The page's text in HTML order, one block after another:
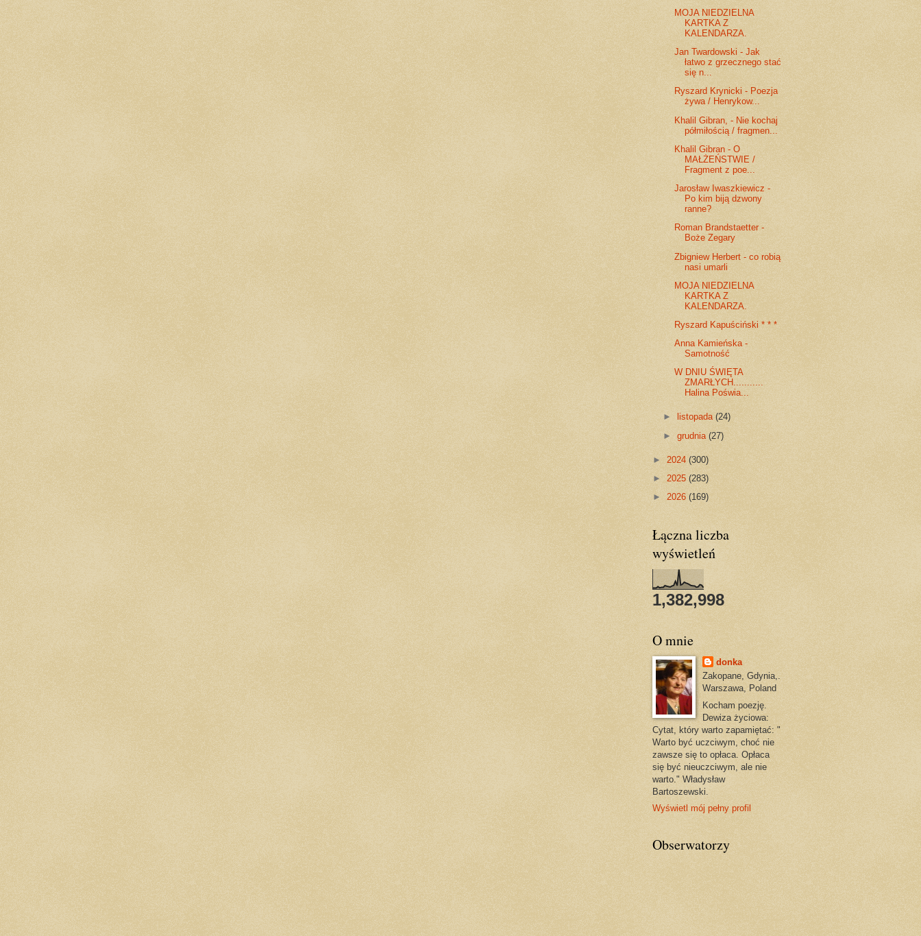
MOJA NIEDZIELNA
KARTKA Z
KALENDARZA.
Jan Twardowski - Jak
łatwo z grzecznego stać
się n...
Ryszard Krynicki - Poezja
żywa / Henrykow...
Khalil Gibran, - Nie kochaj
półmiłością / fragmen...
Khalil Gibran - O
MAŁŻEŃSTWIE /
Fragment z poe...
Jarosław Iwaszkiewicz -
Po kim biją dzwony
ranne?
Roman Brandstaetter -
Boże Zegary
Zbigniew Herbert - co robią
nasi umarli
MOJA NIEDZIELNA
KARTKA Z
KALENDARZA.
Ryszard Kapuściński * * *
Anna Kamieńska -
Samotność
W DNIU ŚWIĘTA
ZMARŁYCH...........
Halina Poświa...
► listopada(24)
►grudnia(27)
► 2024 (300)
► 2025 (283)
► 2026 (169)
Łączna liczba
wyświetleń
1,382,998
O mnie
donka
Zakopane, Gdynia,.
Warszawa, Poland
Kocham poezję.
Dewiza życiowa:
Cytat, który warto zapamiętać: "
Warto być uczciwym, choć nie
zawsze się to opłaca. Opłaca
się być nieuczciwym, ale nie
warto." Władysław
Bartoszewski.
Wyświetl mój pełny profil
Obserwatorzy